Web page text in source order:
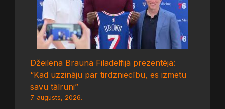
Džeilena Brauna Filadelfijā prezentēja:
“Kad uzzināju par tirdzniecību, es izmetu
savu tālruni”
7. augusts, 2026.